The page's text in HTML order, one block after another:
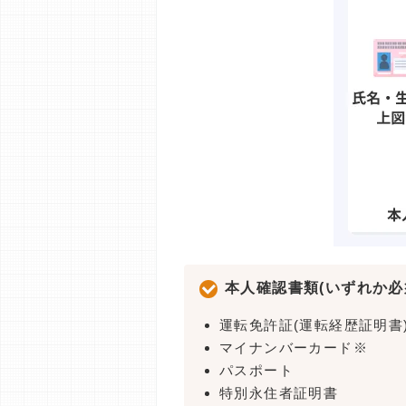
本人確認書類(いずれか
運転免許証(運転経歴証明
マイナンバーカード※
パスポート
特別永住者証明書